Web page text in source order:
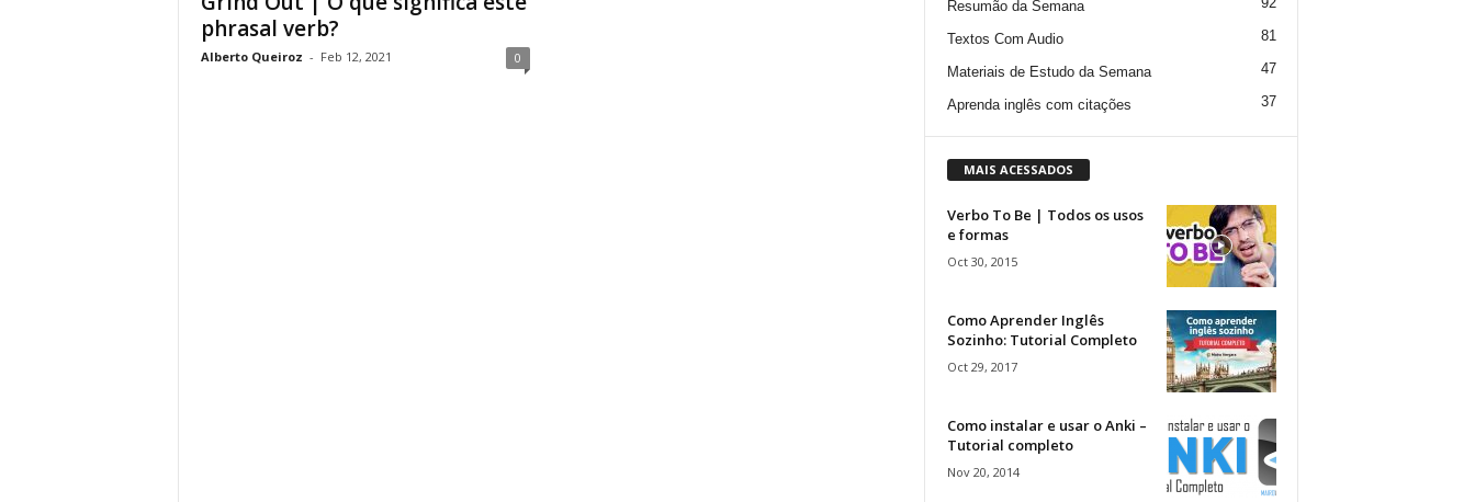
phrasal verb?
Alberto Queiroz - Feb 12, 2021 0
Resumão da Semana
Textos Com Audio 81
Materiais de Estudo da Semana 47
Aprenda inglês com citações 37
MAIS ACESSADOS
Verbo To Be | Todos os usos
e formas
Oct 30, 2015
Como Aprender Inglês
Sozinho: Tutorial Completo
Oct 29, 2017
Como instalar e usar o Anki –
Tutorial completo
Nov 20, 2014